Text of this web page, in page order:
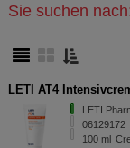
Sie suchen
LETI AT4
LETI
06129172
100 ml